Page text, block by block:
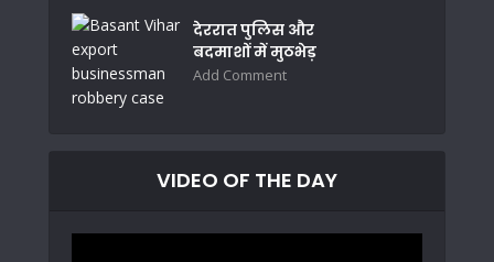
देररात पुलिस और
बदमाशों में मुठभेड़
Add Comment
VIDEO OF THE DAY